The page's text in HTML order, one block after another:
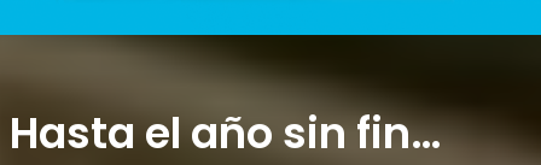
Hasta el año sin fin…